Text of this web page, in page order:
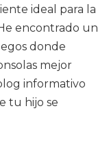
ideal para la
encontrado un
donde
mejor
informativo
tu hijo se